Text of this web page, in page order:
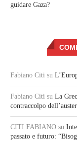
guidare Gaza?
Fabiano Citi su
Fabiano Citi su La
contraccolpo
CITI FABIANO su
passato e futuro: